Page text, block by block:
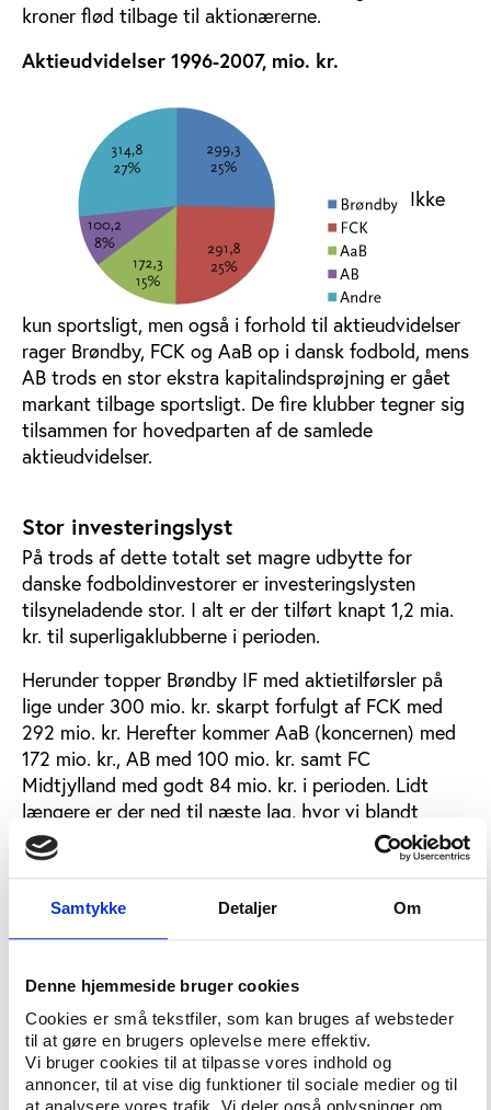
Samtykke Detaljer Om
Denne hjemmeside bruger cookies
Cookies er små tekstfiler, som kan bruges af websteder
til at gøre en brugers oplevelse mere effektiv.
Vi bruger cookies til at tilpasse vores indhold og
annoncer, til at vise dig funktioner til sociale medier og til
at analysere vores trafik. Vi deler også oplysninger om
kroner flød tilbage til aktionærerne.
Aktieudvidelser 1996-2007, mio. kr.
Ikke
kun sportsligt, men også i forhold til aktieudvidelser
rager Brøndby, FCK og AaB op i dansk fodbold, mens
AB trods en stor ekstra kapitalindsprøjning er gået
markant tilbage sportsligt. De fire klubber tegner sig
tilsammen for hovedparten af de samlede
aktieudvidelser.
Stor investeringslyst
På trods af dette totalt set magre udbytte for
danske fodboldinvestorer er investeringslysten
tilsyneladende stor. I alt er der tilført knapt 1,2 mia.
kr. til superligaklubberne i perioden.
Herunder topper Brøndby IF med aktietilførsler på
lige under 300 mio. kr. skarpt forfulgt af FCK med
292 mio. kr. Herefter kommer AaB (koncernen) med
172 mio. kr., AB med 100 mio. kr. samt FC
Midtjylland med godt 84 mio. kr. i perioden. Lidt
længere er der ned til næste lag, hvor vi blandt
andet finder AGF (Aarhus Elite), Silkeborg, Randers
og OB med henholdsvis 64, 45, 36 og 19 mio. kr. Det
med aktieudvidelser er blevet brugt til i de
forskellige klubber. I mange tilfælde er penge gået til
også nye udviklingsprojekter har været årsagen til
flere udvidelser af kapitalgrundlaget. Herudover
nævner klubbernes årsberetninger stadionbyggeri,
ejendomsinvesteringer og udvidelse af
forretningsområdet fra fodbold til andre